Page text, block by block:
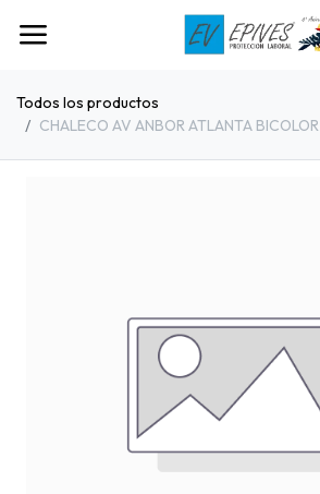
Todos los productos
CHALECO AV ANBOR ATLANTA BICOLOR